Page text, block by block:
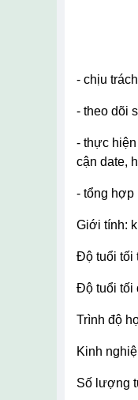
- chịu
- theo
- thực hiện lập phiếu nhập kho, xuất kho, điều chuyển hàng hóa, lưu trữ chứng từ và phối hợp với bộ phận kho kiểm kê định kỳ. - theo dõi tình trạng hàng hóa như
cận date,
- tổng
giới tính:
độ tuổi
độ tuổi
trình độ
kinh
số lượng